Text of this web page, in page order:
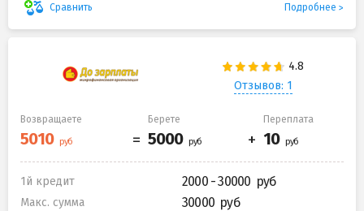
Сравнить Подробнее
Отзывов: 1
Возвращаете Берете Переплата
1й кредит 2000 - 30000
Макс. сумма 30000